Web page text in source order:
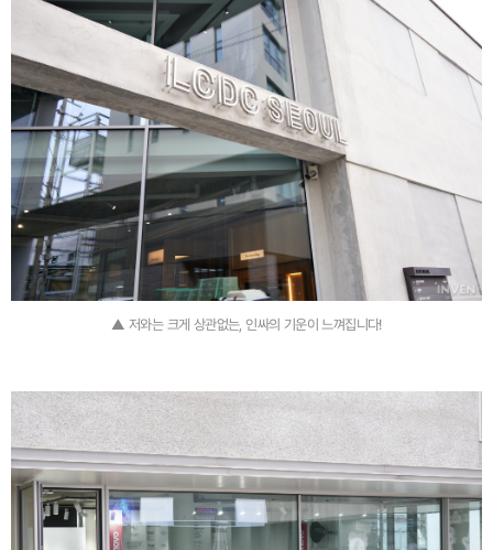
▲ 저와는 크게 상관없는, 인싸의 기운이 느껴집니다!